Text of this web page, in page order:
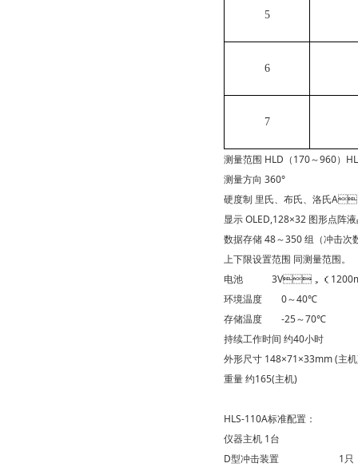
5
6
7
测量范围 HLD（170～960）
测量方向 360°
硬度制 里氏、布氏、洛
显示OLED,128×32 图形点阵
数据存储48～350 组（冲击次
上下限设置范围 同测量范围。
电池 3V，（
环境温度 0～40℃
存储温度 -25～70℃
持续工作时间 约40小时
外形尺寸 148×71×33mm (主
重量约165(主机)
HLS-110A标准配置：
仪器主机 1台
D型冲击装置
1只